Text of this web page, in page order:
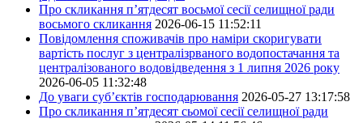
Про скликання п’ятдесят восьмої сесії селищної ради
восьмого скликання 2026-06-15 11:52:11
Повідомлення споживачів про наміри скоригувати
вартість послуг з централізрваного водопостачання та
централізованого водовідведення з 1 липня 2026 року
2026-06-05 11:32:48
До уваги суб’єктів господарювання 2026-05-27 13:17:58
Про скликання п’ятдесят сьомої сесії селищної ради